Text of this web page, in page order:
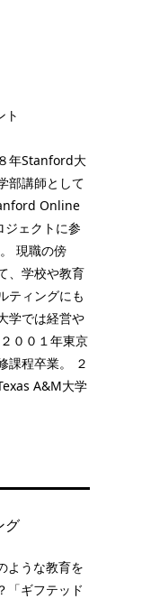
ト
年Stanford大
部講師として
Online
ェクトに参
現職の傍
、学校や教育
ティングにも
学では経営や
００１年東京
課程卒業。 ２
A&M大学
グ
ような教育を
「ギフテッド